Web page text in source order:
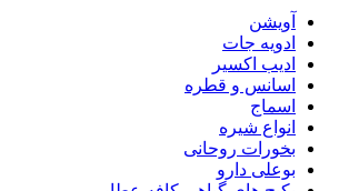
آویشن
ادویه جات
ادیب اکسیر
اسانس و قطره
اسماج
انواع شیره
بخورات روحانی
بوعلی دارو